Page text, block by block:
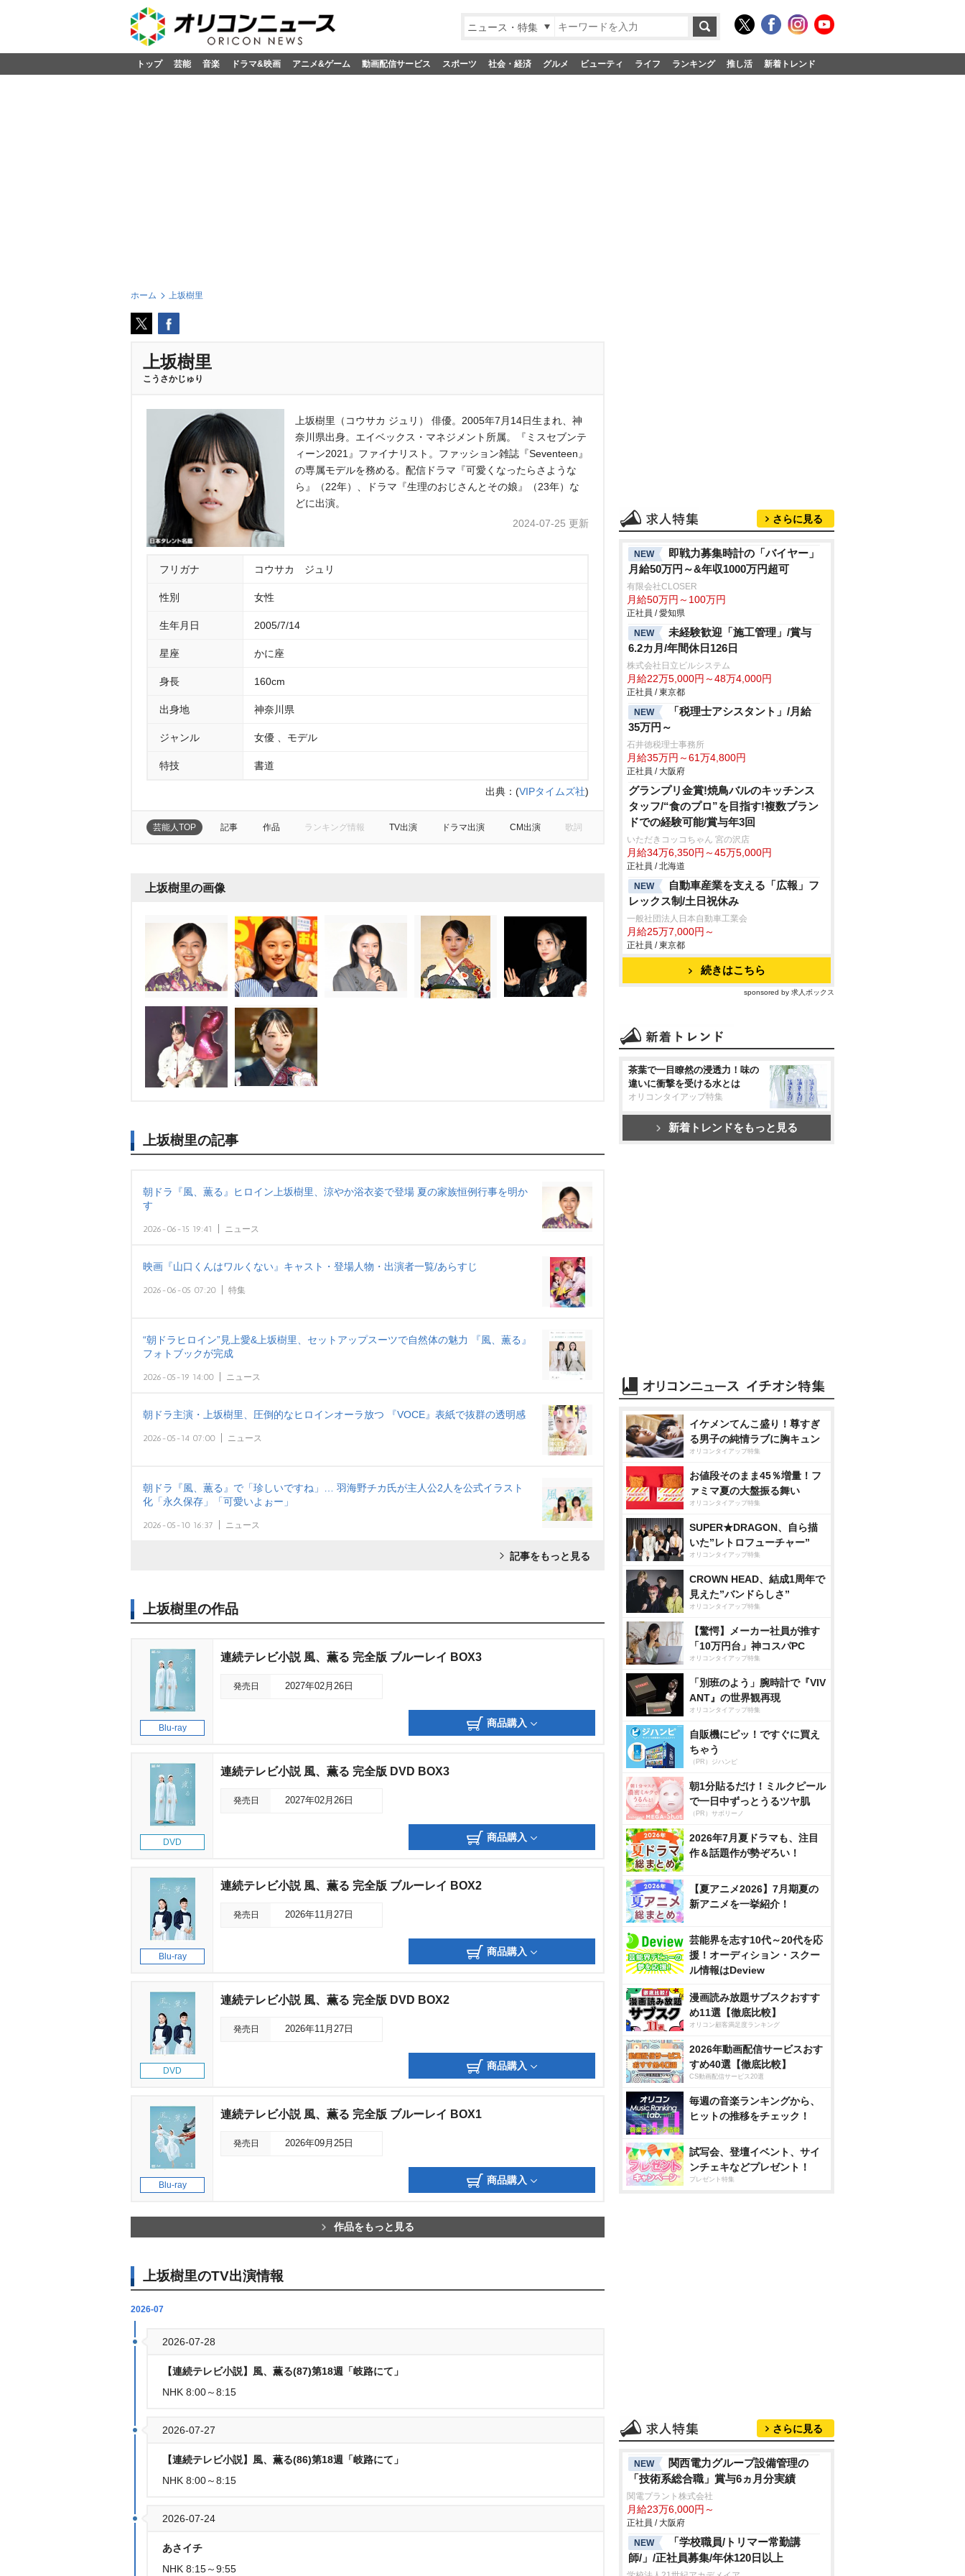
ニュース・特集
トップ 芸能 音楽 ドラマ&映画 アニメ&ゲーム 動画配信サービス スポーツ 社会・経済 グルメ ビューティ ライフ ランキング 推し活 新着トレンド
ホーム 上坂樹里
上坂樹里
こうさかじゅり
上坂樹里（コウサカ ジュリ） 俳優。2005年7月14日生まれ、神
奈川県出身。エイベックス・マネジメント所属。『ミスセブンテ
ィーン2021』ファイナリスト。ファッション雑誌『Seventeen』
の専属モデルを務める。配信ドラマ『可愛くなったらさような
ら』（22年）、ドラマ『生理のおじさんとその娘』（23年）な
どに出演。
2024-07-25 更新
フリガナ コウサカ ジュリ
性別 女性
生年月日 2005/7/14
星座 かに座
身長 160cm
出身地 神奈川県
ジャンル 女優 、モデル
特技 書道
出典： (VIPタイムズ社)
芸能人TOP 記事 作品 ランキング情報 TV出演 ドラマ出演 CM出演 歌詞
上坂樹里の画像
上坂樹里の記事
朝ドラ『風、薫る』ヒロイン上坂樹里、涼やか浴衣姿で登場 夏の家族恒例行事を明か
す
2026-06-15 19:41 ニュース
映画『山口くんはワルくない』キャスト・登場人物・出演者一覧/あらすじ
2026-06-05 07:20 特集
“朝ドラヒロイン”見上愛&上坂樹里、セットアップスーツで自然体の魅力 『風、薫る』
フォトブックが完成
2026-05-19 14:00 ニュース
朝ドラ主演・上坂樹里、圧倒的なヒロインオーラ放つ 『VOCE』表紙で抜群の透明感
2026-05-14 07:00 ニュース
朝ドラ『風、薫る』で「珍しいですね」… 羽海野チカ氏が主人公2人を公式イラスト
化「永久保存」「可愛いよぉー」
2026-05-10 16:37 ニュース
記事をもっと見る
上坂樹里の作品
Blu-ray
連続テレビ小説 風、薫る 完全版 ブルーレイ BOX3
発売日 2027年02月26日
商品購入
DVD
連続テレビ小説 風、薫る 完全版 DVD BOX3
発売日 2027年02月26日
商品購入
Blu-ray
連続テレビ小説 風、薫る 完全版 ブルーレイ BOX2
発売日 2026年11月27日
商品購入
DVD
連続テレビ小説 風、薫る 完全版 DVD BOX2
発売日 2026年11月27日
商品購入
Blu-ray
連続テレビ小説 風、薫る 完全版 ブルーレイ BOX1
発売日 2026年09月25日
商品購入
作品をもっと見る
上坂樹里のTV出演情報
2026-07
2026-07-28
【連続テレビ小説】風、薫る(87)第18週「岐路にて」
NHK 8:00～8:15
2026-07-27
【連続テレビ小説】風、薫る(86)第18週「岐路にて」
NHK 8:00～8:15
2026-07-24
あさイチ
NHK 8:15～9:55
さらに見る
NEW
即戦力募集時計の「バイヤー」
月給50万円～&年収1000万円超可
有限会社CLOSER
月給50万円～100万円
正社員 / 愛知県
NEW
未経験歓迎「施工管理」/賞与
6.2カ月/年間休日126日
株式会社日立ビルシステム
月給22万5,000円～48万4,000円
正社員 / 東京都
NEW
「税理士アシスタント」/月給
35万円～
石井徳税理士事務所
月給35万円～61万4,800円
正社員 / 大阪府
グランプリ金賞!焼鳥バルのキッチンス
タッフ/“食のプロ”を目指す!複数ブラン
ドでの経験可能/賞与年3回
いただきコッコちゃん 宮の沢店
月給34万6,350円～45万5,000円
正社員 / 北海道
NEW
自動車産業を支える「広報」フ
レックス制/土日祝休み
一般社団法人日本自動車工業会
月給25万7,000円～
正社員 / 東京都
続きはこちら
sponsored by 求人ボックス
茶葉で一目瞭然の浸透力！味の
違いに衝撃を受ける水とは
オリコンタイアップ特集
新着トレンドをもっと見る
イケメンてんこ盛り！尊すぎ
る男子の純情ラブに胸キュン
オリコンタイアップ特集
お値段そのまま45％増量！フ
ァミマ夏の大盤振る舞い
オリコンタイアップ特集
SUPER★DRAGON、自ら描
いた”レトロフューチャー”
オリコンタイアップ特集
CROWN HEAD、結成1周年で
見えた”バンドらしさ”
オリコンタイアップ特集
【驚愕】メーカー社員が推す
「10万円台」神コスパPC
オリコンタイアップ特集
「別班のよう」腕時計で『VIV
ANT』の世界観再現
オリコンタイアップ特集
自販機にピッ！ですぐに買え
ちゃう
（PR）ジハンピ
朝1分貼るだけ！ミルクピール
で一日中ずっとうるツヤ肌
（PR）サボリーノ
2026年7月夏ドラマも、注目
作＆話題作が勢ぞろい！
【夏アニメ2026】7月期夏の
新アニメを一挙紹介！
芸能界を志す10代～20代を応
援！オーディション・スクー
ル情報はDeview
漫画読み放題サブスクおすす
め11選【徹底比較】
オリコン顧客満足度ランキング
2026年動画配信サービスおす
すめ40選【徹底比較】
CS動画配信サービス20選
毎週の音楽ランキングから、
ヒットの推移をチェック！
試写会、登壇イベント、サイ
ンチェキなどプレゼント！
プレゼント特集
さらに見る
NEW
関西電力グループ設備管理の
「技術系総合職」賞与6ヵ月分実績
関電プラント株式会社
月給23万6,000円～
正社員 / 大阪府
NEW
「学校職員/トリマー常勤講
師/」/正社員募集/年休120日以上